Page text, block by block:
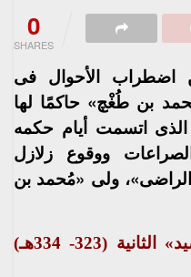
0
SHARES
اضطراب الأحوال فى
بن طُغْچ» حاكمًا لها
الذى اتسمت أيام حكمه
ووقوع زلازل
ولى «مُحمد بن
ولاية «مُحمد بن طُغْچ الإخشيد» الثانية (323- 334هـ)